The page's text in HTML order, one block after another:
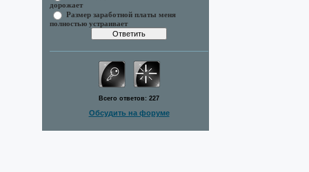
дорожает
Размер заработной платы меня
полностью устраивает
Всего ответов: 227
Обсудить на форуме